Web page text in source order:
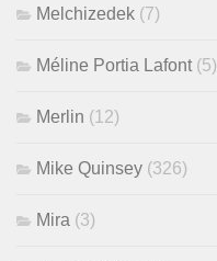
Melchizedek (7)
Méline Portia Lafont (5)
Merlin (12)
Mike Quinsey (326)
Mira (3)